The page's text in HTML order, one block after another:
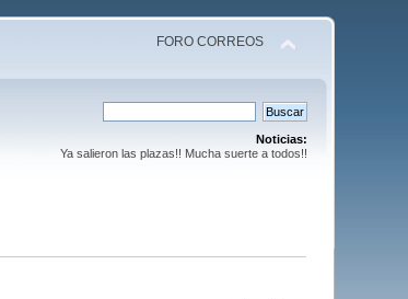
FORO CORREOS
Noticias:
Ya salieron las plazas!! Mucha suerte a todos!!